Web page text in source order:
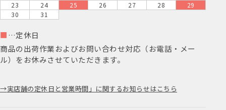
23
24 25 26 27 28
29
30
31
■ …定休日
商品の出荷作業およびお問い合わせ対応（お電話・メー
ル）をお休みさせていただきます。
実店舗の定休日と営業時間」に関するお知らせはこちら